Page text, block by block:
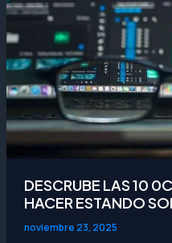
DESCRUBE LAS 10
HACER ESTANDO
noviembre 23, 2025
HACER
ESTANDO
SOLO